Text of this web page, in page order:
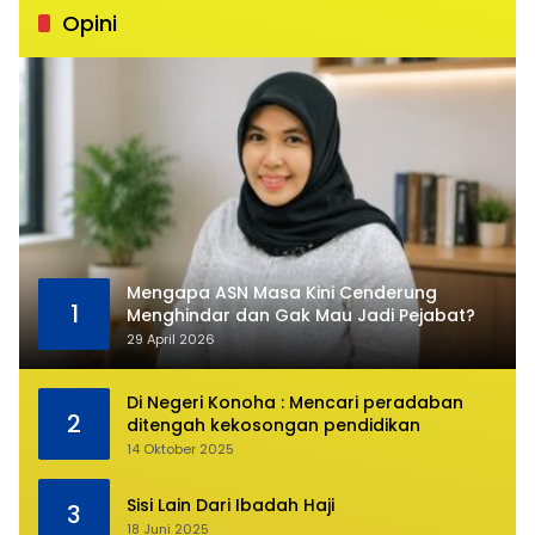
Opini
1
Mengapa ASN Masa Kini Cenderung
Menghindar dan Gak Mau Jadi Pejabat?
29 April 2026
2
Di Negeri Konoha : Mencari peradaban
ditengah kekosongan pendidikan
14 Oktober 2025
3 Sisi Lain Dari Ibadah Haji
18 Juni 2025